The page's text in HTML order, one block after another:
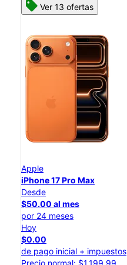
Ver 13 ofertas
Apple
iPhone 17 Pro Max
Desde
$50.00 al mes
por 24 meses
Hoy
$0.00
de pago inicial + impuestos